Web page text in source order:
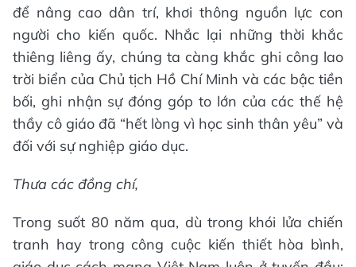
để nâng cao dân trí, khơi thông nguồn lực con
người cho kiến quốc. Nhắc lại những thời khắc
thiêng liêng ấy, chúng ta càng khắc ghi công lao
trời biển của Chủ tịch Hồ Chí Minh và các bậc tiền
bối, ghi nhận sự đóng góp to lớn của các thế hệ
thầy cô giáo đã “hết lòng vì học sinh thân yêu” và
đối với sự nghiệp giáo dục.
Thưa các đồng chí,
Trong suốt 80 năm qua, dù trong khói lửa chiến
tranh hay trong công cuộc kiến thiết hòa bình,